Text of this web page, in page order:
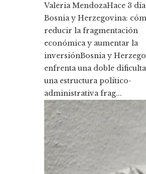
Valeria MendozaHace 3
Bosnia y Herzegovina:
reducir la fragmentación
económica y aumentar la
inversiónBosnia y
enfrenta una doble
una estructura político-
administrativa frag...